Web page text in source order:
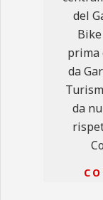
del
prima
da
da